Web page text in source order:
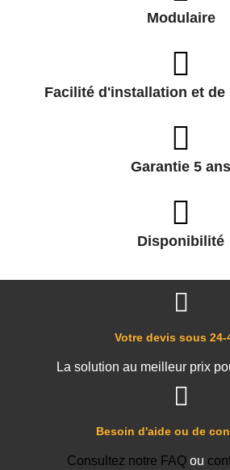
Modulaire
Facilité d'installation et de
Garantie 5 ans
Disponibilité
Besoin d'aide ou de
Consultez notre FAQ ou
Votre devis sous 24-
La solution au meilleur prix